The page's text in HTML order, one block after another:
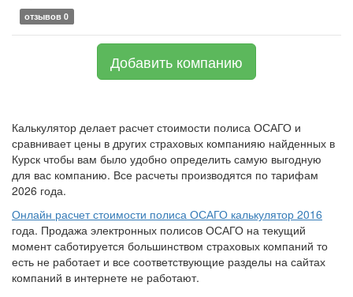
отзывов 0
Добавить компанию
Калькулятор делает расчет стоимости полиса ОСАГО и
сравнивает цены в других страховых компанияю найденных в
Курск чтобы вам было удобно определить самую выгодную
для вас компанию. Все расчеты производятся по тарифам
2026 года.
Онлайн расчет стоимости полиса ОСАГО калькулятор 2016
года. Продажа электронных полисов ОСАГО на текущий
момент саботируется большинством страховых компаний то
есть не работает и все соответствующие разделы на сайтах
компаний в интернете не работают.